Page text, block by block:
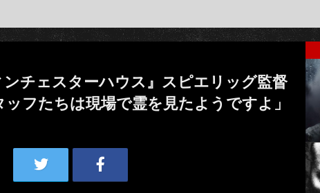
ンチェスターハウス』スピエリッグ監督
フたちは現場で霊を見たようですよ」